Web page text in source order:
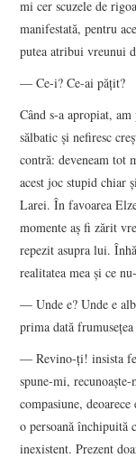
mi cer scuzele de
manifestată, pentru
putea atribui vreunui
― Ce-i? Ce-ai păţit?
Când s-a apropiat,
sălbatic şi nefiresc
contră: deveneam tot
acest joc stupid chiar
Larei. În favoarea
momente aş fi zărit
repezit asupra lui.
realitatea mea şi ce
― Unde e? Unde e
prima dată
― Revino-ţi! insista
spune-mi,
compasiune,
o persoană închipuită
inexistent. Prezent